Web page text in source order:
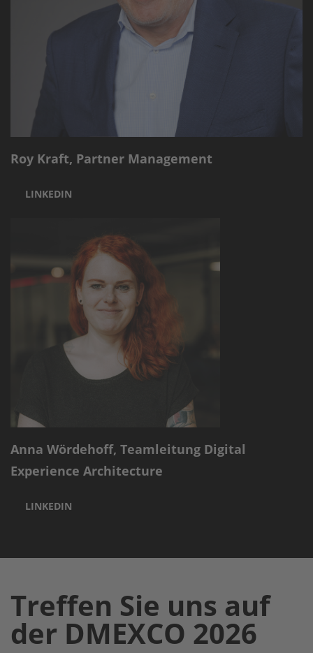
Roy Kraft, Partner Management
LINKEDIN
Anna Wördehoff, Teamleitung Digital
Experience Architecture
LINKEDIN
Treffen Sie uns auf
der DMEXCO 2026